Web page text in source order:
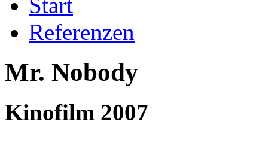
Referenzen
Mr. Nobody
Kinofilm 2007